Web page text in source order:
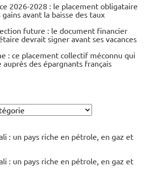
2026-2028 : le placement obligataire
avant la baisse des taux
future : le document financier
devrait signer avant ses vacances
: ce placement collectif méconnu qui
des épargnants français
: un pays riche en pétrole, en gaz et
: un pays riche en pétrole, en gaz et